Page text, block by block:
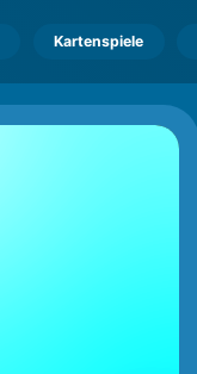
Kartenspiele